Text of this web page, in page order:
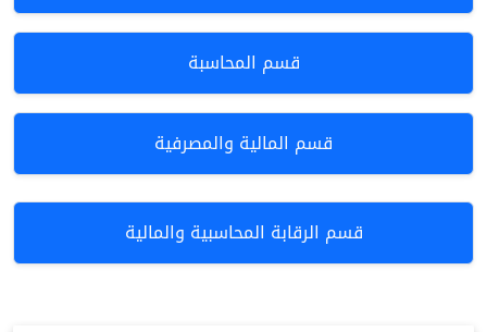
قسم المحاسبة
قسم المالية والمصرفية
قسم الرقابة المحاسبية والمالية